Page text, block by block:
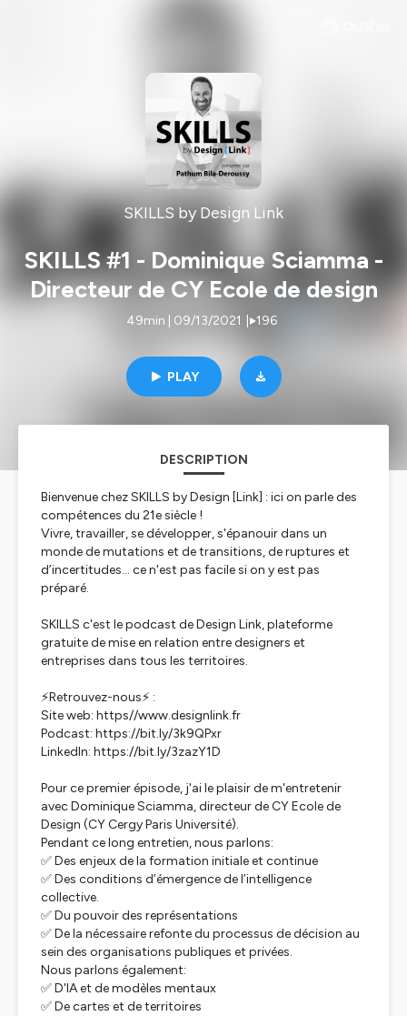
SKILLS by Design Link
SKILLS #1 - Dominique Sciamma -
Directeur de CY Ecole de design
49min | 09/13/2021 196
PLAY
DESCRIPTION
Bienvenue chez SKILLS by Design [Link] : ici on parle des
compétences du 21e siècle !
Vivre, travailler, se développer, s'épanouir dans un
monde de mutations et de transitions, de ruptures et
d’incertitudes... ce n'est pas facile si on y est pas
préparé.
SKILLS c'est le podcast de Design Link, plateforme
gratuite de mise en relation entre designers et
entreprises dans tous les territoires.
⚡️Retrouvez-nous⚡️ :
Site web: https//www.designlink.fr
Podcast: https://bit.ly/3k9QPxr
LinkedIn: https://bit.ly/3zazY1D
Pour ce premier épisode, j'ai le plaisir de m'entretenir
avec Dominique Sciamma, directeur de CY Ecole de
Design (CY Cergy Paris Université).
Pendant ce long entretien, nous parlons:
✅ Des enjeux de la formation initiale et continue
✅ Des conditions d’émergence de l’intelligence
collective.
✅ Du pouvoir des représentations
✅ De la nécessaire refonte du processus de décision au
sein des organisations publiques et privées.
Nous parlons également:
✅ D'IA et de modèles mentaux
✅ De cartes et de territoires